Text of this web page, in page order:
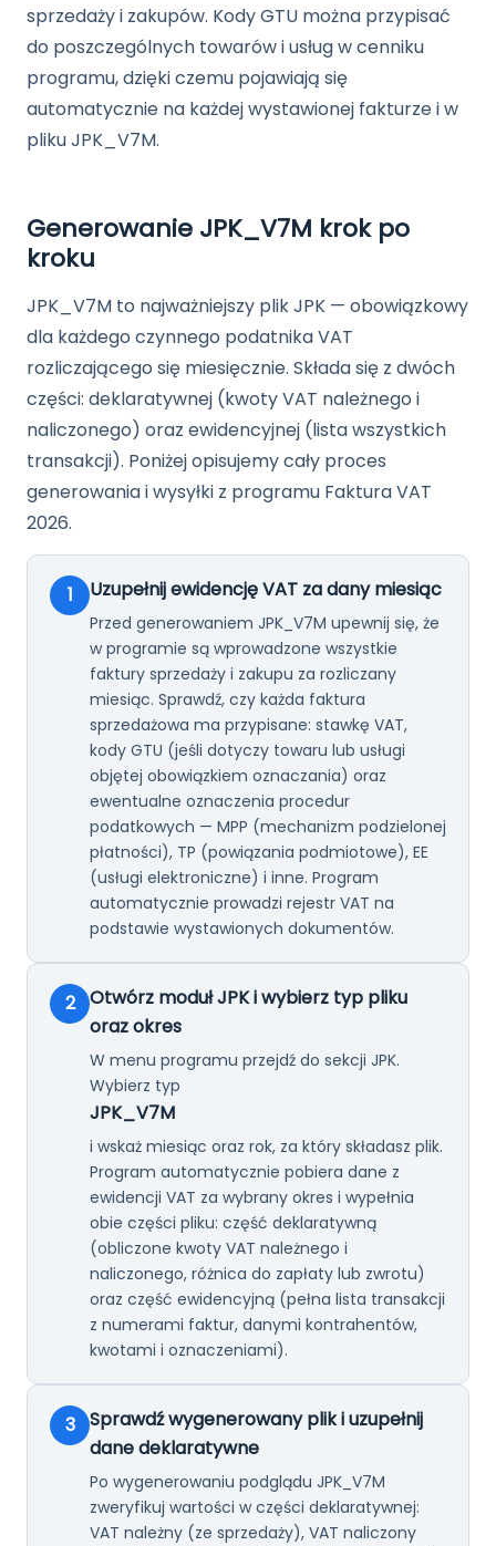
sprzedaży i zakupów. Kody GTU można przypisać
do poszczególnych towarów i usług w cenniku
programu, dzięki czemu pojawiają się
automatycznie na każdej wystawionej fakturze i w
pliku JPK_V7M.
Generowanie JPK_V7M krok po
kroku
JPK_V7M to najważniejszy plik JPK — obowiązkowy
dla każdego czynnego podatnika VAT
rozliczającego się miesięcznie. Składa się z dwóch
części: deklaratywnej (kwoty VAT należnego i
naliczonego) oraz ewidencyjnej (lista wszystkich
transakcji). Poniżej opisujemy cały proces
generowania i wysyłki z programu Faktura VAT
2026.
1 Uzupełnij ewidencję VAT za dany miesiąc
Przed generowaniem JPK_V7M upewnij się, że
w programie są wprowadzone wszystkie
faktury sprzedaży i zakupu za rozliczany
miesiąc. Sprawdź, czy każda faktura
sprzedażowa ma przypisane: stawkę VAT,
kody GTU (jeśli dotyczy towaru lub usługi
objętej obowiązkiem oznaczania) oraz
ewentualne oznaczenia procedur
podatkowych — MPP (mechanizm podzielonej
płatności), TP (powiązania podmiotowe), EE
(usługi elektroniczne) i inne. Program
automatycznie prowadzi rejestr VAT na
podstawie wystawionych dokumentów.
2 Otwórz moduł JPK i wybierz typ pliku
oraz okres
W menu programu przejdź do sekcji JPK.
Wybierz typ
JPK_V7M
i wskaż miesiąc oraz rok, za który składasz plik.
Program automatycznie pobiera dane z
ewidencji VAT za wybrany okres i wypełnia
obie części pliku: część deklaratywną
(obliczone kwoty VAT należnego i
naliczonego, różnica do zapłaty lub zwrotu)
oraz część ewidencyjną (pełna lista transakcji
z numerami faktur, danymi kontrahentów,
kwotami i oznaczeniami).
3 Sprawdź wygenerowany plik i uzupełnij
dane deklaratywne
Po wygenerowaniu podglądu JPK_V7M
zweryfikuj wartości w części deklaratywnej:
VAT należny (ze sprzedaży), VAT naliczony